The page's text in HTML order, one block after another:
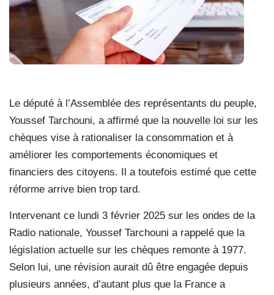
Le député à l’Assemblée des représentants du peuple,
Youssef Tarchouni, a affirmé que la nouvelle loi sur les
chèques vise à rationaliser la consommation et à
améliorer les comportements économiques et
financiers des citoyens. Il a toutefois estimé que cette
réforme arrive bien trop tard.
Intervenant ce lundi 3 février 2025 sur les ondes de la
Radio nationale, Youssef Tarchouni a rappelé que la
législation actuelle sur les chèques remonte à 1977.
Selon lui, une révision aurait dû être engagée depuis
plusieurs années, d’autant plus que la France a